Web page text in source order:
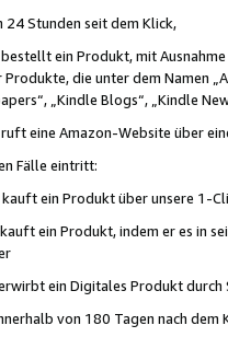
Stunden seit dem Klick,
ein Produkt, mit Ausnahme
die unter dem Namen
„Kindle Blogs“, „Kindle
eine Amazon-Website über
Fälle eintritt:
ein Produkt über unsere 1-
ein Produkt, indem er es in
ein Digitales Produkt durch
von 180 Tagen nach dem